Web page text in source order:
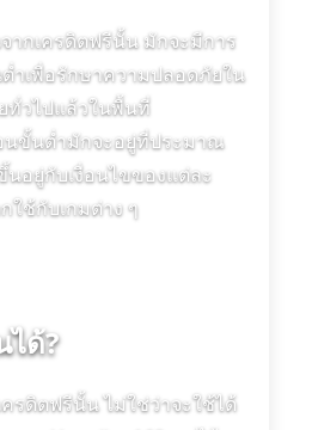
ากเครดิตฟรีนั้น มักจะมีการ
ำเพื่อรักษาความปลอดภัยใน
ทั่วไปแล้วในพื้นที่
นขั้นต่ำมักจะอยู่ที่ประมาณ
นอยู่กับเงื่อนไขของแต่ละ
ช้กับเกมต่าง ๆ
ได้?
ครดิตฟรีนั้น ไม่ใช่ว่าจะใช้ได้